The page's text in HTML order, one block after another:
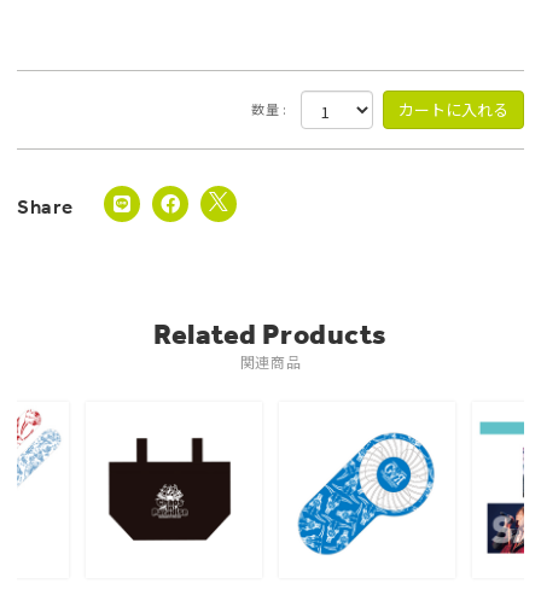
数量 :
Related Products
関連商品